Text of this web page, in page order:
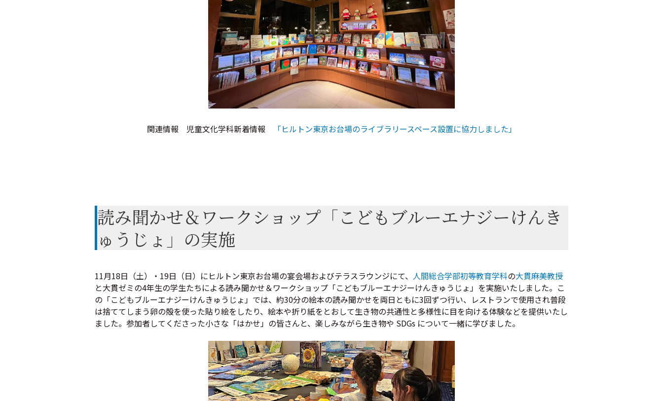
関連情報 児童文化学科新着情報 「ヒルトン東京お台場のライブラリースペース設置に協力しました」
読み聞かせ＆ワークショップ「こどもブルーエナジーけんき
ゅうじょ」の実施
11月18日（土）・19日（日）にヒルトン東京お台場の宴会場およびテラスラウンジにて、 人間総合学部初等教育学科の大貫麻美教授
と大貫ゼミの4年生の学生たちによる読み聞かせ＆ワークショップ「こどもブルーエナジーけんきゅうじょ」を実施いたしました。こ
の「こどもブルーエナジーけんきゅうじょ」では、約30分の絵本の読み聞かせを両日ともに3回ずつ行い、レストランで使用され普段
は捨ててしまう卵の殻を使った貼り絵をしたり、絵本や折り紙をとおして生き物の共通性と多様性に目を向ける体験などを提供いたし
ました。参加者してくださった小さな「はかせ」の皆さんと、楽しみながら生き物や SDGs について一緒に学びました。